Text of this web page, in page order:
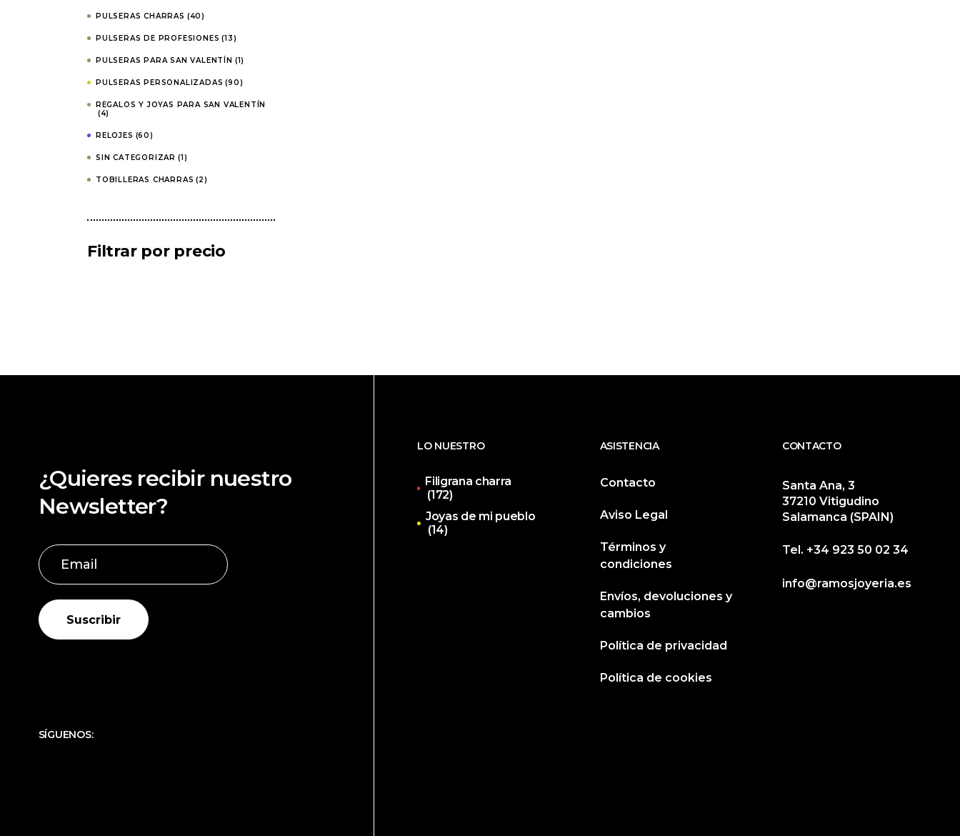
PULSERAS CHARRAS (40)
PULSERAS DE PROFESIONES (13)
PULSERAS PARA SAN VALENTÍN (1)
PULSERAS PERSONALIZADAS (90)
REGALOS Y JOYAS PARA SAN VALENTÍN
(4)
RELOJES (60)
SIN CATEGORIZAR (1)
TOBILLERAS CHARRAS (2)
Filtrar por precio
¿Quieres recibir nuestro
Newsletter?
Suscribir
SÍGUENOS:
LO NUESTRO
Filigrana charra
(172)
Joyas de mi pueblo
(14)
ASISTENCIA
Contacto
Aviso Legal
Términos y
condiciones
Envíos, devoluciones y
cambios
Política de privacidad
Política de cookies
CONTACTO
Santa Ana, 3
37210 Vitigudino
Salamanca (SPAIN)
Tel. +34 923 50 02 34
info@ramosjoyeria.es